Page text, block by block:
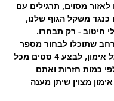
לאזור מסוים, תרגילים עם
כנגד משקל הגוף שלנו,
חיטוב - רק תבחרו.
רחב שתוכלו לבחור מספר
קטן של תרגילים כל אימון, לבצע 4 סטים מכל
כמות חזרות ואתם
מצוין שיתן מענה